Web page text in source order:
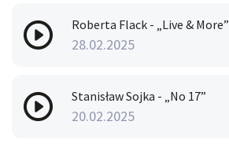
Roberta Flack - „Live & More”
28.02.2025
Stanisław Sojka - „No 17”
20.02.2025